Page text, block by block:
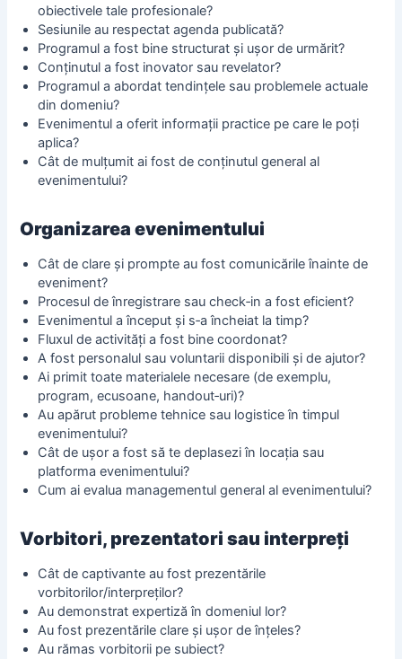
obiectivele tale profesionale?
Sesiunile au respectat agenda publicată?
Programul a fost bine structurat și ușor de urmărit?
Conținutul a fost inovator sau revelator?
Programul a abordat tendințele sau problemele actuale
din domeniu?
Evenimentul a oferit informații practice pe care le poți
aplica?
Cât de mulțumit ai fost de conținutul general al
evenimentului?
Organizarea evenimentului
Cât de clare și prompte au fost comunicările înainte de
eveniment?
Procesul de înregistrare sau check‑in a fost eficient?
Evenimentul a început și s‑a încheiat la timp?
Fluxul de activități a fost bine coordonat?
A fost personalul sau voluntarii disponibili și de ajutor?
Ai primit toate materialele necesare (de exemplu,
program, ecusoane, handout‑uri)?
Au apărut probleme tehnice sau logistice în timpul
evenimentului?
Cât de ușor a fost să te deplasezi în locația sau
platforma evenimentului?
Cum ai evalua managementul general al evenimentului?
Vorbitori, prezentatori sau interpreți
Cât de captivante au fost prezentările
vorbitorilor/interpreților?
Au demonstrat expertiză în domeniul lor?
Au fost prezentările clare și ușor de înțeles?
Au rămas vorbitorii pe subiect?